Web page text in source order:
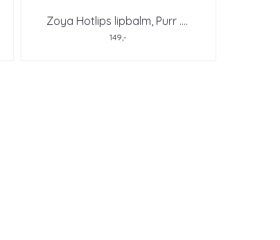
Zoya Hotlips lipbalm, Purr ....
149,-